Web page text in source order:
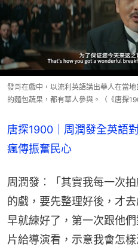
發哥在戲中，以流利英語講出華人在當
的麵包蔬果，都有華人參與。（《唐探
唐探1900｜周潤發全英語
瘋傳振奮民心
周潤發︰「其實我每一次
的戲，要先整理好後，才
早就練好了，第一次跟他
片給導演看，示意我會怎